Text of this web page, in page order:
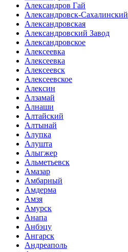
Александров Гай
Александровск-Сахалинский
Александровская
Александровский Завод
Александровское
Алексеевка
Алексеевка
Алексеевск
Алексеевское
Алексин
Алзамай
Алнаши
Алтайский
Алтынай
Алупка
Алушта
Алыгжер
Альметьевск
Амазар
Амбарный
Амдерма
Амзя
Амурск
Анапа
Анбэцу
Ангарск
Андреаполь